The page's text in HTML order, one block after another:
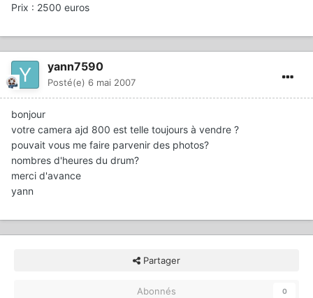
Prix : 2500 euros
yann7590
Posté(e) 6 mai 2007
bonjour
votre camera ajd 800 est telle toujours à vendre ?
pouvait vous me faire parvenir des photos?
nombres d'heures du drum?
merci d'avance
yann
Partager
Abonnés 0